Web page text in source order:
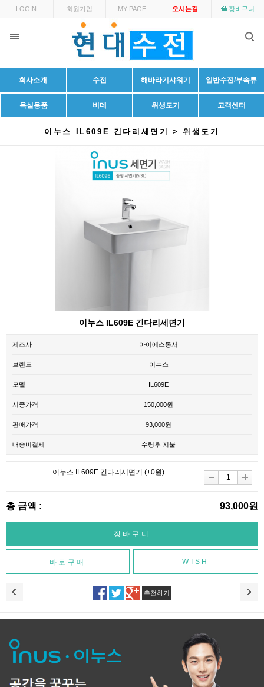
LOGIN 회원가입 MY PAGE 오시는길 장바구니
회사소개 수전 해바라기샤워기 일반수전/부속류
욕실용품 비데 위생도기 고객센터
이누스 IL609E 긴다리세면기 > 위생도기
이누스 IL609E 긴다리세면기
제조사 아이에스동서
브랜드 이누스
모델 IL609E
시중가격 150,000원
판매가격 93,000원
배송비결제 수령후 지불
이누스 IL609E 긴다리세면기 (+0원)
총 금액 : 93,000원
WISH
추천하기